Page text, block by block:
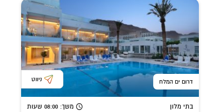
דרום ים המלח ניווט
בתי מלון משך: 08:00 שעות